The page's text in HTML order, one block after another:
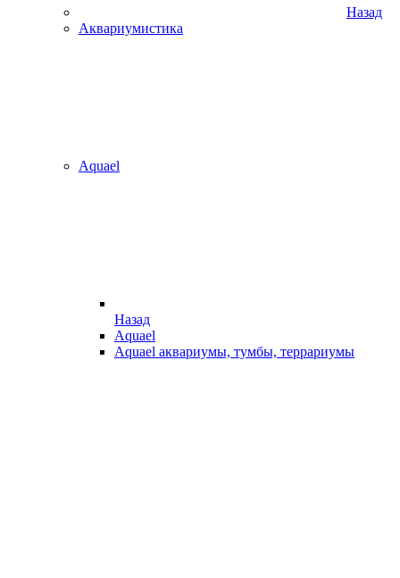
Назад
Аквариумистика
Aquael
Назад
Aquael
Aquael аквариумы, тумбы, террариумы